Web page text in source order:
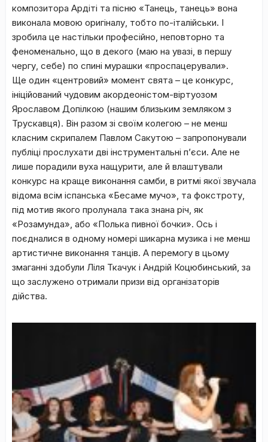
композитора Ардіті та пісню «Танець, танець» вона
виконала мовою оригіналу, тобто по-італійськи. І
зробила це настільки професійно, неповторно та
феноменально, що в декого (маю на увазі, в першу
чергу, себе) по спині мурашки «проспацерували».
Ще один «центровий» момент свята – це конкурс,
ініційований чудовим акордеоністом-віртуозом
Ярославом Допілкою (нашим близьким земляком з
Трускавця). Він разом зі своїм колегою – не менш
класним скрипалем Павлом Сакутою – запропонували
публіці прослухати дві інструментальні п’єси. Але не
лише порадили вуха нащурити, але й влаштували
конкурс на краще виконання самби, в ритмі якої звучала
відома всім іспанська «Бесаме мучo», та фокстроту,
під мотив якого пролунала така знана річ, як
«Розамунда», або «Полька пивної бочки». Ось і
поєдналися в одному номері шикарна музика і не менш
артистичне виконання танців. А перемогу в цьому
змаганні здобули Ліля Ткачук і Андрій Коцюбинський, за
що заслужено отримали призи від організаторів
дійства.